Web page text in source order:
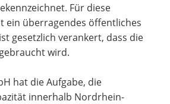
Für diese
ein überragendes öffentliches
gesetzlich verankert, dass die
wird.
hat die Aufgabe, die
innerhalb Nordrhein-